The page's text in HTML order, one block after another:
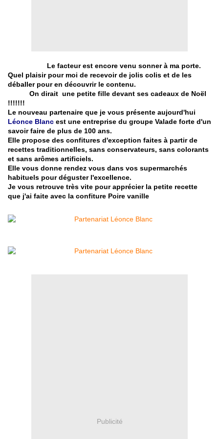
Le facteur est encore venu sonner à ma porte.
Quel plaisir pour moi de recevoir de jolis colis et de les
déballer pour en découvrir le contenu.
On dirait une petite fille devant ses cadeaux de Noël
!!!!!!!
Le nouveau partenaire que je vous présente aujourd'hui
Léonce Blanc est une entreprise du groupe Valade forte d'un
savoir faire de plus de 100 ans.
Elle propose des confitures d'exception faites à partir de
recettes traditionnelles, sans conservateurs, sans colorants
et sans arômes artificiels.
Elle vous donne rendez vous dans vos supermarchés
habituels pour déguster l'excellence.
Je vous retrouve très vite pour apprécier la petite recette
que j'ai faite avec la confiture Poire vanille
Publicité